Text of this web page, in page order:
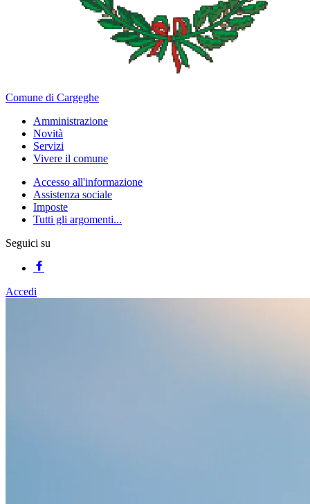
Comune di Cargeghe
Amministrazione
Novità
Servizi
Vivere il comune
Accesso all'informazione
Assistenza sociale
Imposte
Tutti gli argomenti...
Seguici su
Accedi